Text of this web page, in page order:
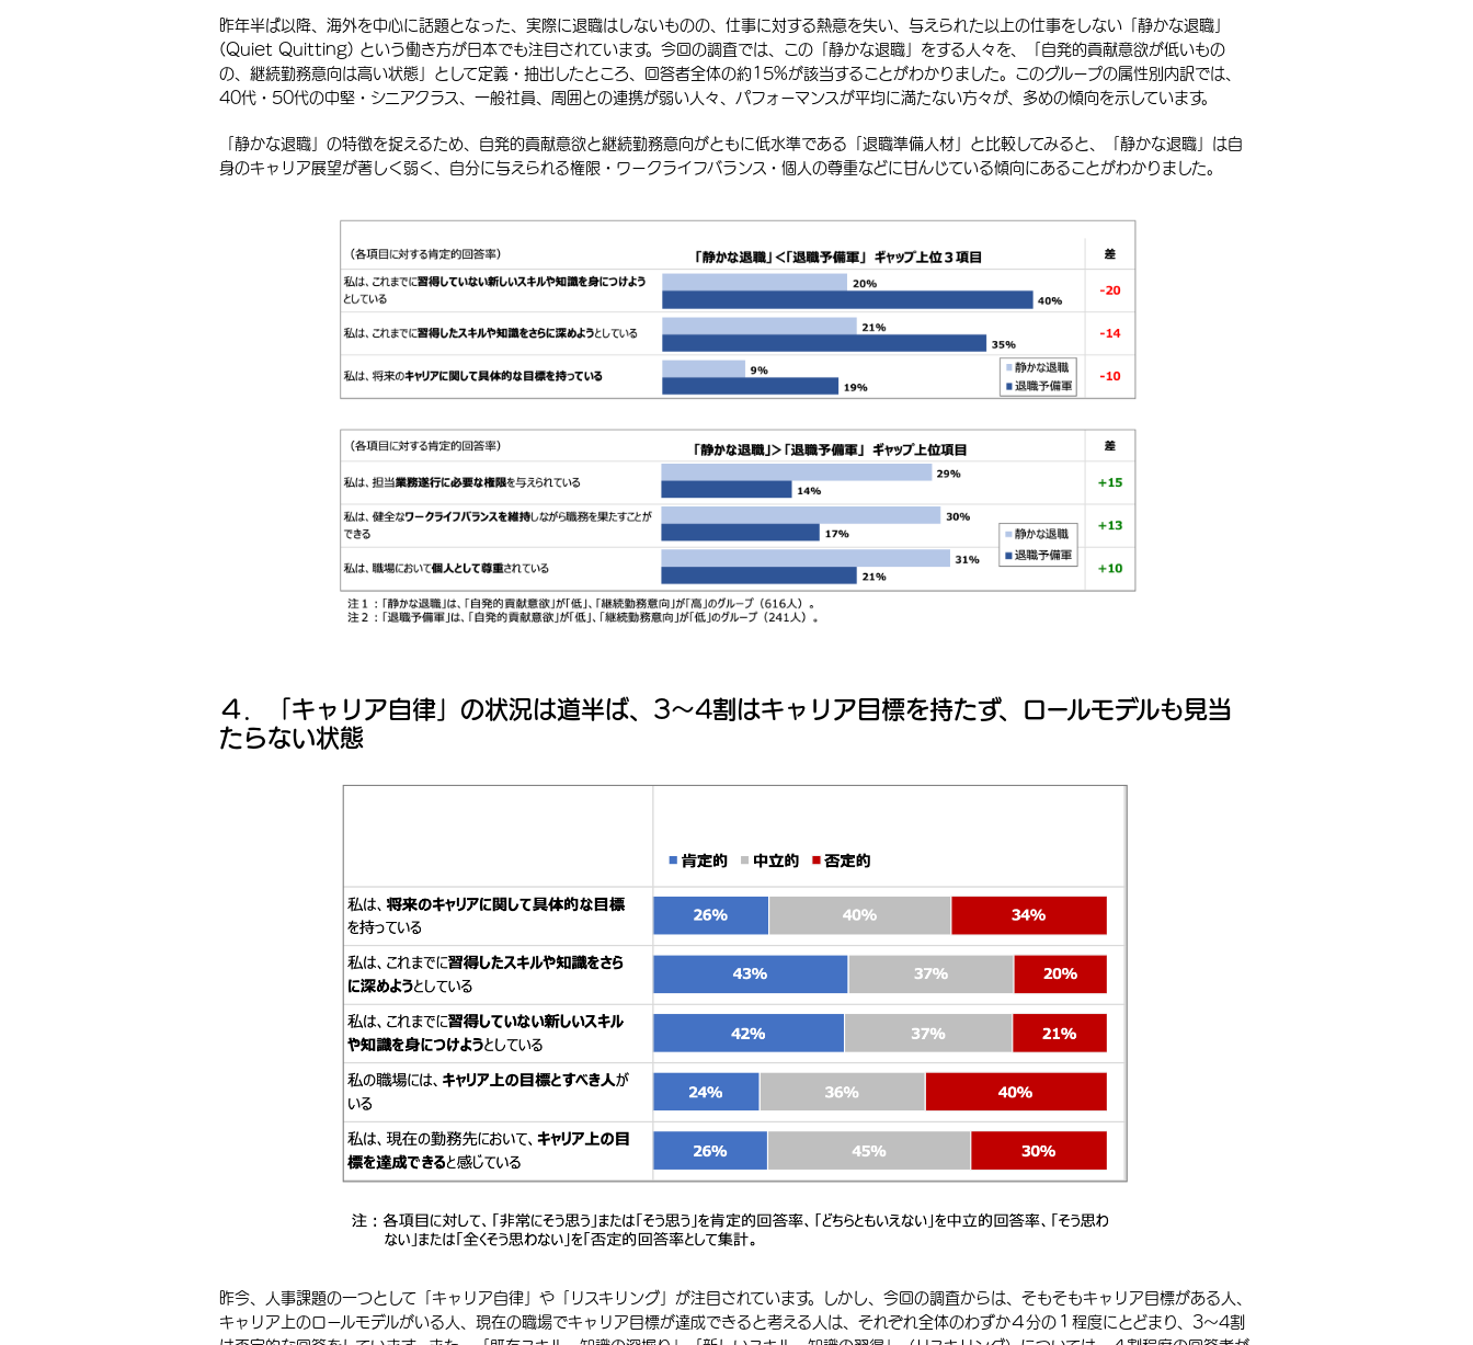
昨年半ば以降、海外を中心に話題となった、実際に退職はしないものの、仕事に対する熱意を失い、与えられた以上の仕事をしない「静かな退職」
(Quiet Quitting) という働き方が日本でも注目されています。今回の調査では、この「静かな退職」をする人々を、「自発的貢献意欲が低いもの
の、継続勤務意向は高い状態」として定義・抽出したところ、回答者全体の約15%が該当することがわかりました。このグループの属性別内訳では、
40代・50代の中堅・シニアクラス、一般社員、周囲との連携が弱い人々、パフォーマンスが平均に満たない方々が、多めの傾向を示しています。
「静かな退職」の特徴を捉えるため、自発的貢献意欲と継続勤務意向がともに低水準である 「退職準備人材」と比較してみると、「静かな退職」は自
身のキャリア展望が著しく弱く、自分に与えられる権限・ワークライフバランス・個人の尊重などに甘んじている傾向にあることがわかりました。
４．「キャリア自律」の状況は道半ば、3〜4割はキャリア目標を持たず、ロールモデルも見当
たらない状態
昨今、人事課題の一つとして「キャリア自律」や「リスキリング」が注目されています。しかし、今回の調査からは、そもそもキャリア目標がある人、
キャリア上のロールモデルがいる人、現在の職場でキャリア目標が達成できると考える人は、それぞれ全体のわずか４分の１程度にとどまり、3〜4割